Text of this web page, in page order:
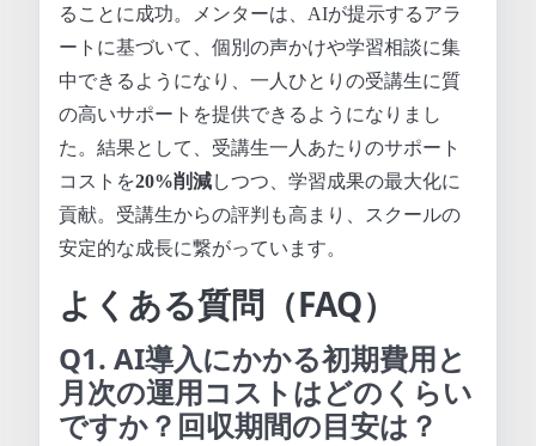
ることに成功。メンターは、AIが提示するアラ
ートに基づいて、個別の声かけや学習相談に集
中できるようになり、一人ひとりの受講生に質
の高いサポートを提供できるようになりまし
た。結果として、受講生一人あたりのサポート
コストを20%削減しつつ、学習成果の最大化に
貢献。受講生からの評判も高まり、スクールの
安定的な成長に繋がっています。
よくある質問（FAQ）
Q1. AI導入にかかる初期費用と
月次の運用コストはどのくらい
ですか？回収期間の目安は？